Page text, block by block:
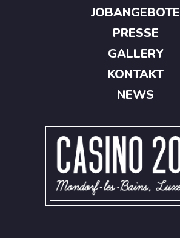
JOBANGEBOTE
PRESSE
GALLERY
KONTAKT
NEWS